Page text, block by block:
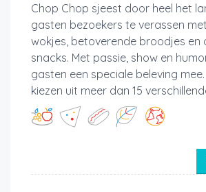
Chop Chop sjeest door heel het
gasten bezoekers te verassen
wokjes, betoverende broodjes en
snacks. Met passie, show en
gasten een speciale beleving
kiezen uit meer dan 15